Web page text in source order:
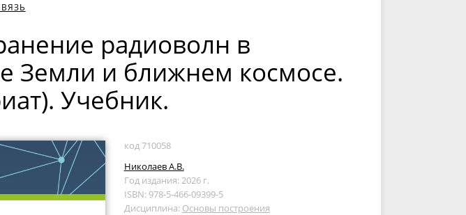
радиоволн в
Земли и ближнем космосе.
Учебник.
код 710058
Николаев А.В.
Год издания: 2026 г.
ISBN: 978-5-466-09399-5
Дисциплина: Основы построения